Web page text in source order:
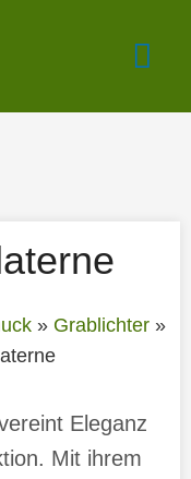
» Grablichter»
Eleganz
Mit ihrem